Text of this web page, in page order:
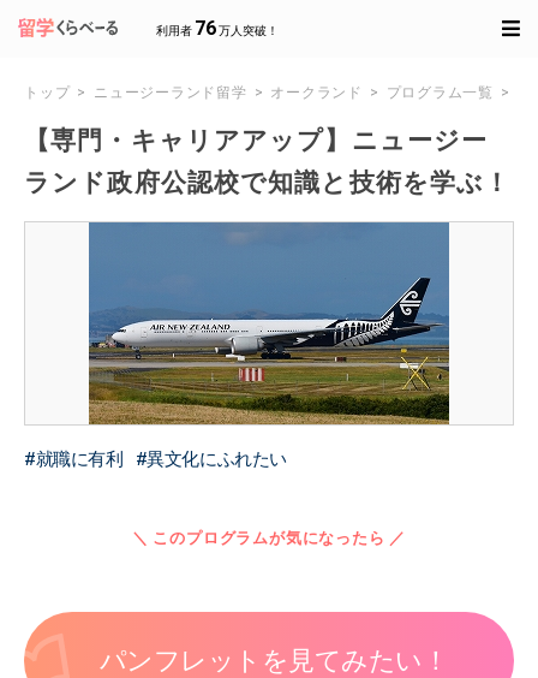
利用者 76万人突破！
トップ ニュージーランド留学 オークランド プログラム一覧
【専門・キャリアアップ】ニュージー
ランド政府公認校で知識と技術を学ぶ！
就職に有利 異文化にふれたい
＼ このプログラムが気になったら ／
パンフレットを見てみたい！